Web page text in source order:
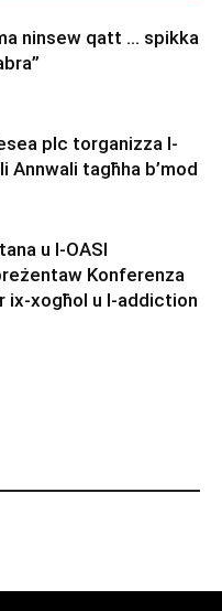
ninsew qatt … spikka
plc torganizza l-
Annwali tagħha b’mod
u l-OASI
Konferenza
ix-xogħol u l-addiction